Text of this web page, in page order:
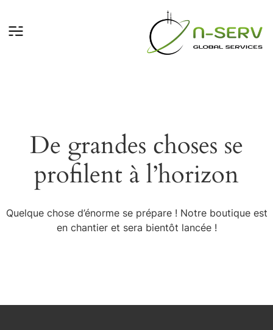
De grandes choses se
profilent à l’horizon
Quelque chose d’énorme se prépare ! Notre boutique est
en chantier et sera bientôt lancée !